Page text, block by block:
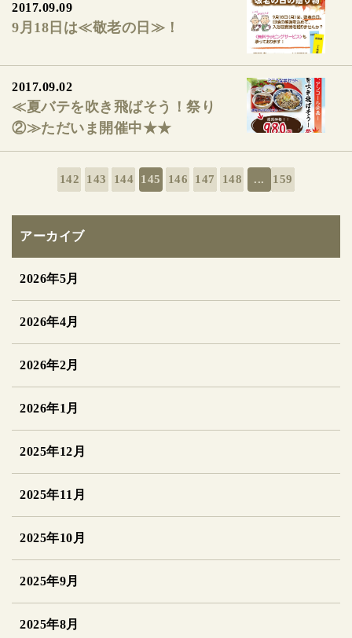
2017.09.09
9月18日は≪敬老の日≫！
2017.09.02
≪夏バテを吹き飛ばそう！祭り
②≫ただいま開催中★★
142 143 144 145 146 147 148 ... 159
アーカイブ
2026年5月
2026年4月
2026年2月
2026年1月
2025年12月
2025年11月
2025年10月
2025年9月
2025年8月